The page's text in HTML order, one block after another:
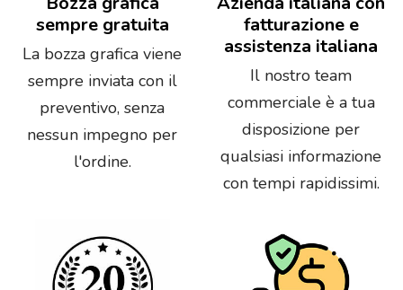
sempre gratuita
La bozza grafica viene
sempre inviata con il
preventivo, senza
nessun impegno per
l'ordine.
fatturazione e
assistenza italiana
Il nostro team
commerciale è a tua
disposizione per
qualsiasi informazione
con tempi rapidissimi.